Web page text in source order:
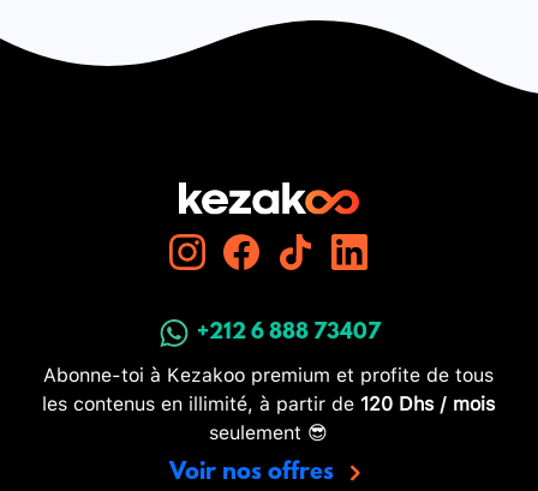
+212 6 888 73407
Abonne-toi à Kezakoo premium et profite de tous
les contenus en illimité, à partir de 120 Dhs / mois
seulement 😎
Voir nos offres